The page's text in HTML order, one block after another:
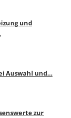
und
Auswahl und…
zur